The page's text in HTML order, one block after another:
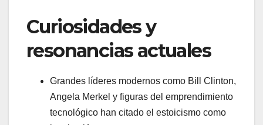
Curiosidades y
resonancias actuales
Grandes líderes modernos como Bill Clinton,
Angela Merkel y figuras del emprendimiento
tecnológico han citado el estoicismo como